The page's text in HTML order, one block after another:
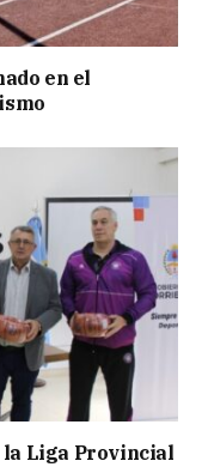
en el
la Liga Provincial